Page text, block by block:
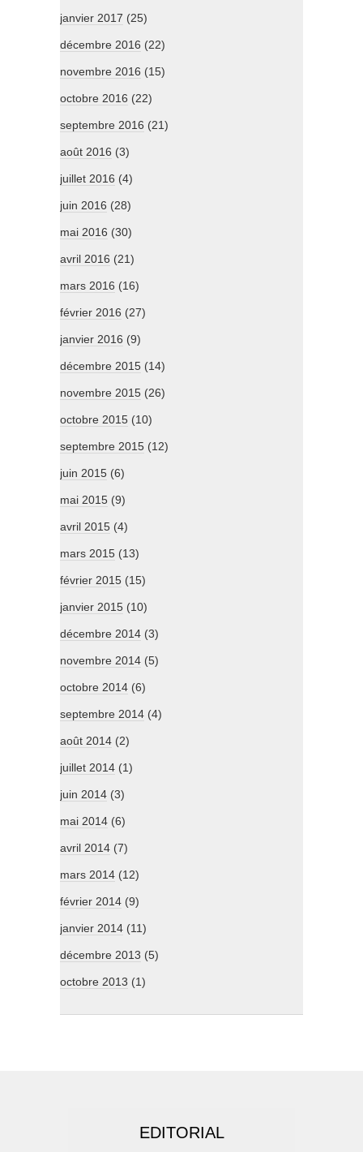
janvier 2017 (25)
décembre 2016 (22)
novembre 2016 (15)
octobre 2016 (22)
septembre 2016 (21)
août 2016 (3)
juillet 2016 (4)
juin 2016 (28)
mai 2016 (30)
avril 2016 (21)
mars 2016 (16)
février 2016 (27)
janvier 2016 (9)
décembre 2015 (14)
novembre 2015 (26)
octobre 2015 (10)
septembre 2015 (12)
juin 2015 (6)
mai 2015 (9)
avril 2015 (4)
mars 2015 (13)
février 2015 (15)
janvier 2015 (10)
décembre 2014 (3)
novembre 2014 (5)
octobre 2014 (6)
septembre 2014 (4)
août 2014 (2)
juillet 2014 (1)
juin 2014 (3)
mai 2014 (6)
avril 2014 (7)
mars 2014 (12)
février 2014 (9)
janvier 2014 (11)
décembre 2013 (5)
octobre 2013 (1)
EDITORIAL